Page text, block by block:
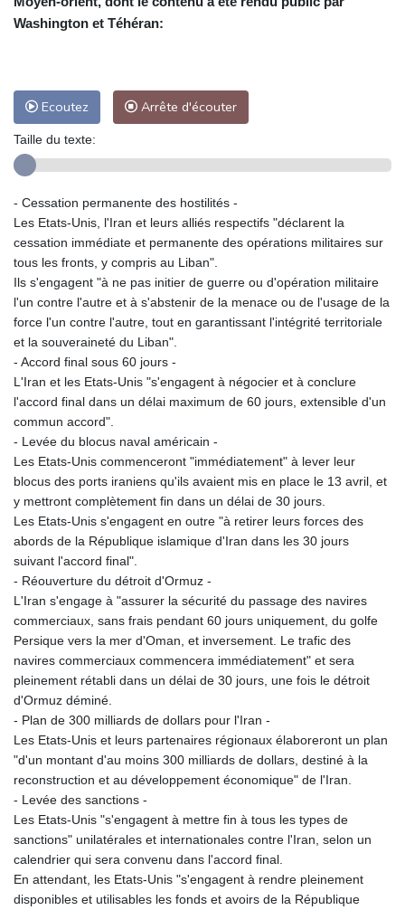
Washington et Téhéran:
Ecoutez Arrête d'écouter
Taille du texte:
- Cessation permanente des hostilités -
Les Etats-Unis, l'Iran et leurs alliés respectifs "déclarent la
cessation immédiate et permanente des opérations militaires sur
tous les fronts, y compris au Liban".
Ils s'engagent "à ne pas initier de guerre ou d'opération militaire
l'un contre l'autre et à s'abstenir de la menace ou de l'usage de la
force l'un contre l'autre, tout en garantissant l'intégrité territoriale
et la souveraineté du Liban".
- Accord final sous 60 jours -
L'Iran et les Etats-Unis "s'engagent à négocier et à conclure
l'accord final dans un délai maximum de 60 jours, extensible d'un
commun accord".
- Levée du blocus naval américain -
Les Etats-Unis commenceront "immédiatement" à lever leur
blocus des ports iraniens qu'ils avaient mis en place le 13 avril, et
y mettront complètement fin dans un délai de 30 jours.
Les Etats-Unis s'engagent en outre "à retirer leurs forces des
abords de la République islamique d'Iran dans les 30 jours
suivant l'accord final".
- Réouverture du détroit d'Ormuz -
L'Iran s'engage à "assurer la sécurité du passage des navires
commerciaux, sans frais pendant 60 jours uniquement, du golfe
Persique vers la mer d'Oman, et inversement. Le trafic des
navires commerciaux commencera immédiatement" et sera
pleinement rétabli dans un délai de 30 jours, une fois le détroit
d'Ormuz déminé.
- Plan de 300 milliards de dollars pour l'Iran -
Les Etats-Unis et leurs partenaires régionaux élaboreront un plan
"d'un montant d'au moins 300 milliards de dollars, destiné à la
reconstruction et au développement économique" de l'Iran.
- Levée des sanctions -
Les Etats-Unis "s'engagent à mettre fin à tous les types de
sanctions" unilatérales et internationales contre l'Iran, selon un
calendrier qui sera convenu dans l'accord final.
En attendant, les Etats-Unis "s'engagent à rendre pleinement
disponibles et utilisables les fonds et avoirs de la République